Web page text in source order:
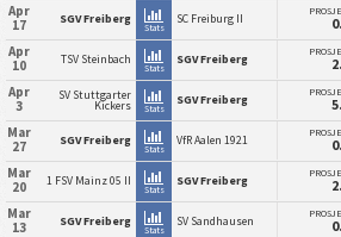
Apr
17
SGV Freiberg
Stats
SC Freiburg II
Apr
10
TSV Steinbach
Stats
SGV Freiberg
Apr
3
SV Stuttgarter
Kickers Stats
SGV Freiberg
Mar
27
SGV Freiberg
Stats
VfR Aalen 1921
Mar
20
1 FSV Mainz 05 II
Stats
SGV Freiberg
Mar
13
SGV Freiberg
Stats
SV Sandhausen